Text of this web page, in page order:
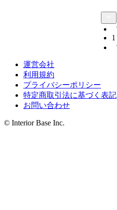
1
運営会社
利用規約
プライバシーポリシー
特定商取引法に基づく表記
お問い合わせ
© Interior Base Inc.